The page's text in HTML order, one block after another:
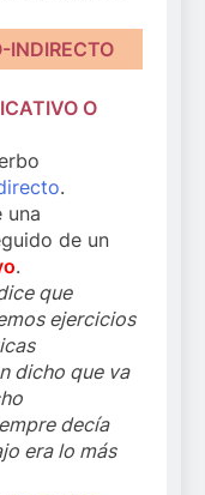
INDIRECTO
O
.
una
de un
.
que
ejercicios
dicho que va
decía
era lo más